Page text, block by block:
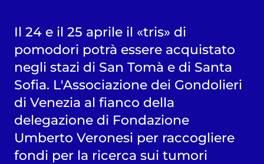
Il 24 e il 25 aprile il «tris» di
pomodori potrà essere acquistato
negli stazi di San Tomà e di Santa
Sofia. L'Associazione dei Gondolieri
di Venezia al fianco della
delegazione di Fondazione
Umberto Veronesi per raccogliere
fondi per la ricerca sui tumori